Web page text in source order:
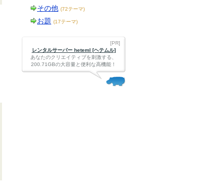
その他 (72テーマ)
お題 (17テーマ)
[PR]
レンタルサーバー heteml [ヘテムル]
あなたのクリエイティブを刺激する、
200.71GBの大容量と便利な高機能！